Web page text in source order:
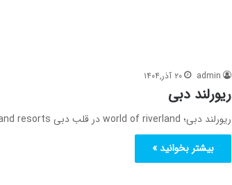
admin ۲۰ آذر,۱۴۰۴
ریورلند دبی
ریورلند دبی؛ world of riverland در قلب دبی parks and resorts برای یک تجربه متفاوت در دبی ریورلند دبی یکی…
بیشتر بخوانید »